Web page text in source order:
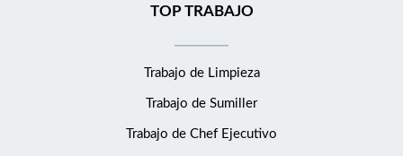
TOP TRABAJO
Trabajo de Limpieza
Trabajo de Sumiller
Trabajo de Chef Ejecutivo